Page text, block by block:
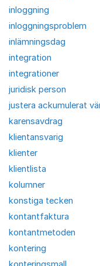
inloggning
inloggningsproblem
inlämningsdag
integration
integrationer
juridisk person
justera ackumulerat
karensavdrag
klientansvarig
klienter
klientlista
kolumner
konstiga tecken
kontantfaktura
kontantmetoden
kontering